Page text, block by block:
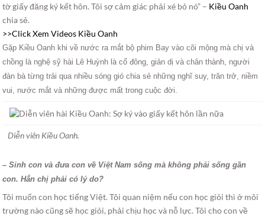
tờ giấy đăng ký kết hôn. Tôi sợ cảm giác phải xé bỏ nó” – Kiều Oanh
chia sẻ.
>>Click Xem Videos Kiều Oanh
Gặp Kiều Oanh khi về nước ra mắt bộ phim Bay vào cõi mộng mà chị và
chồng là nghệ sỹ hài Lê Huỳnh là cổ đông, giản dị và chân thành, người
đàn bà từng trải qua nhiều sóng gió chia sẻ những nghĩ suy, trăn trở, niềm
vui, nước mắt và những được mất trong cuộc đời.
Diễn viên Kiều Oanh.
– Sinh con và đưa con về Việt Nam sống mà không phải sống gần
con. Hẳn chị phải có lý do?
Tôi muốn con học tiếng Việt. Tôi quan niệm nếu con học giỏi thì ở môi
trường nào cũng sẽ học giỏi, phải chịu học và nỗ lực. Tôi cho con về